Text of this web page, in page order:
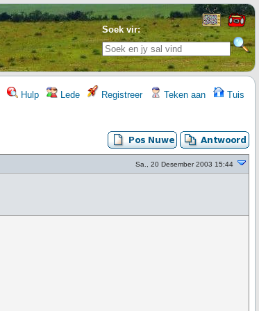
Soek vir:
Hulp Lede Registreer Teken aan Tuis
Sa., 20 Desember 2003 15:44